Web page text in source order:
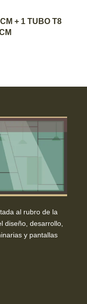
+ 1 TUBO T8
al rubro de la
diseño, desarrollo,
y pantallas